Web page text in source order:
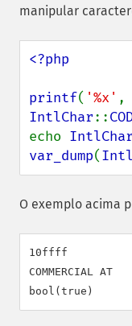
manipular
<?php
printf( '%x'
IntlChar::
echo IntlChar
var_dump(
O exemplo acima
10ffff
COMMERCIAL AT